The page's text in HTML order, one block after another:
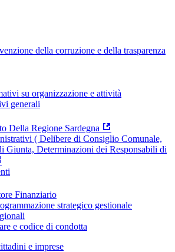
della corruzione e della trasparenza
su organizzazione e attività
generali
Della Regione Sardegna
( Delibere di Consiglio Comunale,
Giunta, Determinazioni dei Responsabili di
Finanziario
strategico gestionale
e codice di condotta
e imprese